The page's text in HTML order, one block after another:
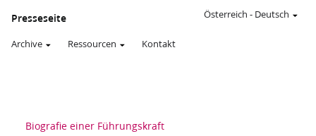
Presseseite
Archive Ressourcen Kontakt
Österreich - Deutsch
Biografie einer Führungskraft